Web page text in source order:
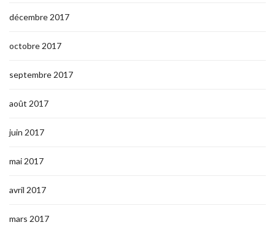
décembre 2017
octobre 2017
septembre 2017
août 2017
juin 2017
mai 2017
avril 2017
mars 2017